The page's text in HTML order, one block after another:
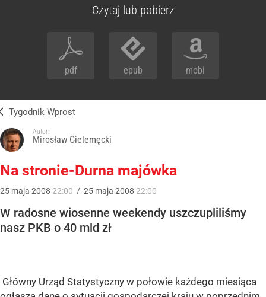
Czytaj lub pobierz
pdf epub mobi
Tygodnik Wprost
Autor:
Mirosław Cielemęcki
Na stronie-Durna majówka
25 maja 2008 22:00 / 25 maja 2008 22:00
W radosne wiosenne weekendy uszczupliliśmy
nasz PKB o 40 mld zł
Główny Urząd Statystyczny w połowie każdego miesiąca